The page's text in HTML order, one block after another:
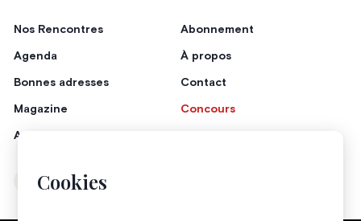
Cookies
Nos Rencontres
Agenda
Bonnes adresses
Magazine
Annonceurs
Abonnement
À propos
Contact
Concours
Instagram